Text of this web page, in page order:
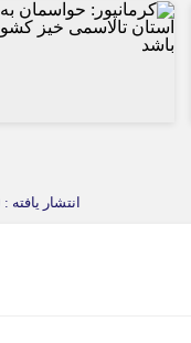
انتشار یافته : 0